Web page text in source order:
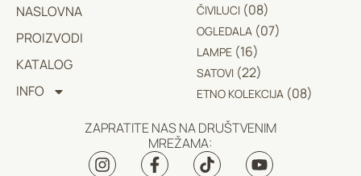
NASLOVNA
PROIZVODI
KATALOG
INFO
ČIVILUCI (08)
OGLEDALA (07)
LAMPE (16)
SATOVI (22)
ETNO KOLEKCIJA (08)
ZAPRATITE NAS NA DRUŠTVENIM
MREŽAMA: